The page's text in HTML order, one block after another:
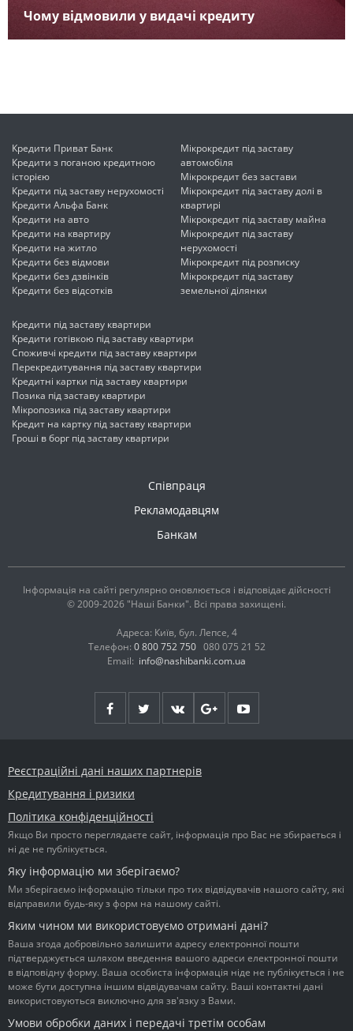
Чому відмовили у видачі кредиту
Кредити Приват Банк
Кредити з поганою кредитною
історією
Кредити під заставу нерухомості
Кредити Альфа Банк
Кредити на авто
Кредити на квартиру
Кредити на житло
Кредити без відмови
Кредити без дзвінків
Кредити без відсотків
Мікрокредит під заставу
автомобіля
Мікрокредит без застави
Мікрокредит під заставу долі в
квартирі
Мікрокредит під заставу майна
Мікрокредит під заставу
нерухомості
Мікрокредит під розписку
Мікрокредит під заставу
земельної ділянки
Кредити під заставу квартири
Кредити готівкою під заставу квартири
Споживчі кредити під заставу квартири
Перекредитування під заставу квартири
Кредитні картки під заставу квартири
Позика під заставу квартири
Мікропозика під заставу квартири
Кредит на картку під заставу квартири
Гроші в борг під заставу квартири
Співпраця
Рекламодавцям
Банкам
Інформація на сайті регулярно оновлюється і відповідає дійсності
© 2009-2026 "Наші Банки". Всі права захищені.
Адреса: Київ, бул. Лепсе, 4
Телефон: 0 800 752 750 080 075 21 52
Email: info@nashibanki.com.ua
Реєстраційні дані наших партнерів
Кредитування і ризики
Політика конфіденційності
Якщо Ви просто переглядаєте сайт, інформація про Вас не збирається і
ні де не публікується.
Яку інформацію ми зберігаємо?
Ми зберігаємо інформацію тільки про тих відвідувачів нашого сайту, які
відправили будь-яку з форм на нашому сайті.
Яким чином ми використовуємо отримані дані?
Ваша згода добровільно залишити адресу електронної пошти
підтверджується шляхом введення вашого адреси електронної пошти
в відповідну форму. Ваша особиста інформація ніде не публікується і не
може бути доступна іншим відвідувачам сайту. Ваші контактні дані
використовуються виключно для зв'язку з Вами.
Умови обробки даних і передачі третім особам